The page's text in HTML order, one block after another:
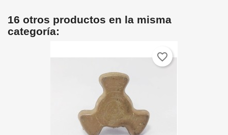
16 otros productos en la misma
categoría:
favorite_border